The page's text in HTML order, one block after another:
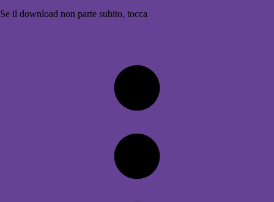
Se il download non parte subito, tocca